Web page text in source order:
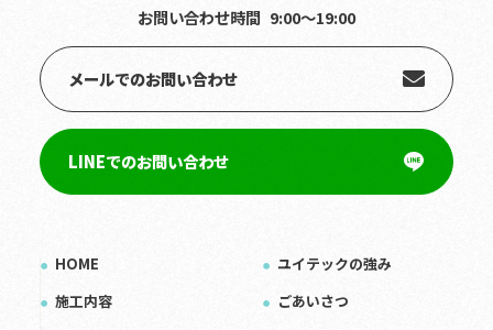
お問い合わせ時間 9:00〜19:00
メールでのお問い合わせ
LINEでのお問い合わせ
HOME
ユイテックの強み
施工内容
ごあいさつ